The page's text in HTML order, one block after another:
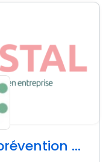
PRESTAL - Le réflexe prévention en entreprise